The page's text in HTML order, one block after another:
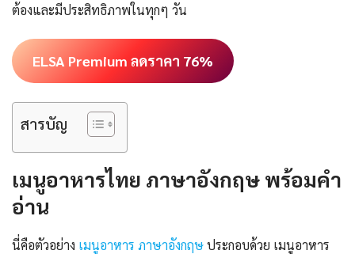
ต้องและมีประสิทธิภาพในทุกๆ วัน
ELSA Premium ลดราคา 76%
สารบัญ
เมนูอาหารไทย ภาษาอังกฤษ พร้อมคํา
อ่าน
นี่คือตัวอย่าง เมนูอาหาร ภาษาอังกฤษประกอบด้วย เมนูอาหาร